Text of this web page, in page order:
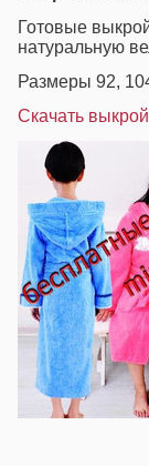
Готовые
натуральную
Размеры 92,
Скачать